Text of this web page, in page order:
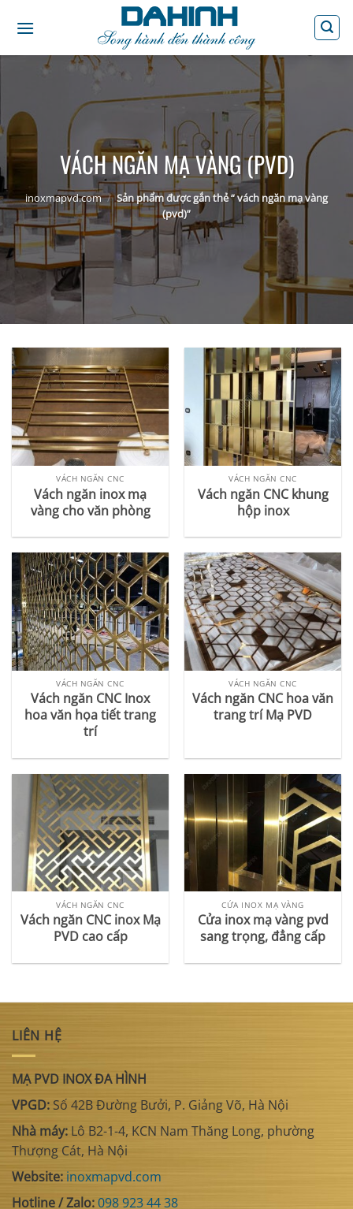
qua
VÁCH NGĂN MẠ VÀNG (PVD)
inoxmapvd.com / Sản phẩm được gắn thẻ “ vách ngăn mạ vàng
(pvd)”
VÁCH NGĂN CNC
Vách ngăn inox mạ
vàng cho văn phòng
VÁCH NGĂN CNC
Vách ngăn CNC khung
hộp inox
VÁCH NGĂN CNC
Vách ngăn CNC Inox
hoa văn họa tiết trang
trí
VÁCH NGĂN CNC
Vách ngăn CNC hoa văn
trang trí Mạ PVD
VÁCH NGĂN CNC
Vách ngăn CNC inox Mạ
PVD cao cấp
CỬA INOX MẠ VÀNG
Cửa inox mạ vàng pvd
sang trọng, đẳng cấp
LIÊN HỆ
MẠ PVD INOX ĐA HÌNH
VPGD:Số 42B Đường Bưởi, P. Giảng Võ, Hà Nội
Nhà máy: Lô B2-1-4, KCN Nam Thăng Long, phường
Thượng Cát, Hà Nội
Website: inoxmapvd.com
Hotline / Zalo:098 923 44 38